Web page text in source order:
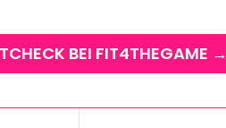
BEI FIT4THEGAME →